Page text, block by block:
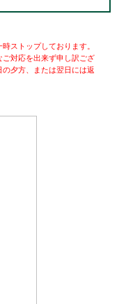
ストップしております。
対応を出来ず申し訳ござ
夕方、または翌日には返